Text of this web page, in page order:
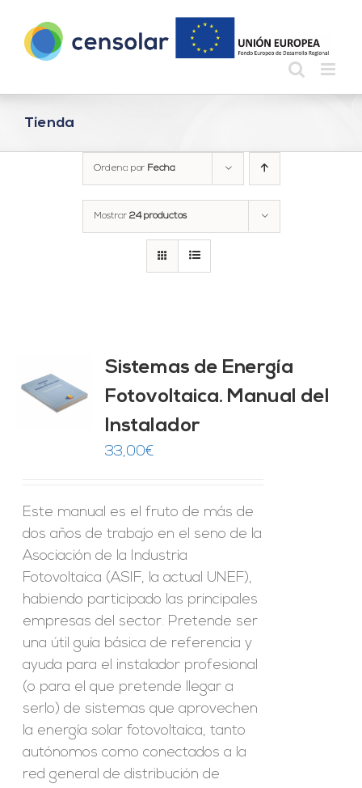
contenido
Tienda
Ordena por Fecha
Mostrar 24 productos
de 5
Sistemas de Energía
Fotovoltaica. Manual del
Instalador
33,00€
Este manual es el fruto de más de
dos años de trabajo en el seno de la
Asociación de la Industria
Fotovoltaica (ASIF, la actual UNEF),
habiendo participado las principales
empresas del sector. Pretende ser
una útil guía básica de referencia y
ayuda para el instalador profesional
(o para el que pretende llegar a
serlo) de sistemas que aprovechen
la energía solar fotovoltaica, tanto
autónomos como conectados a la
red general de distribución de